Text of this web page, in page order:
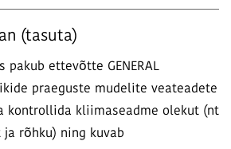
(tasuta)
pakub ettevõtte GENERAL
praeguste mudelite veateadete
kontrollida kliimaseadme olekut (nt
rõhku) ning kuvab